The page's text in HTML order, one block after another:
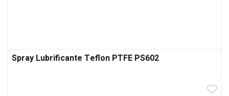
Spray Lubrificante Teflon PTFE PS602